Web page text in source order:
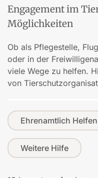
Engagement im
Möglichkeiten
Ob als Pflegestelle,
oder in der
viele Wege zu helfen.
von
Ehrenamtlich Helfen
Weitere Hilfe